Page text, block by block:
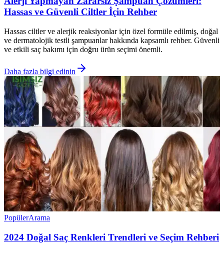
Hassas ve Güvenli Ciltler İçin Rehber
Hassas ciltler ve alerjik reaksiyonlar için özel formüle edilmiş, doğal
ve dermatolojik testli şampuanlar hakkında kapsamlı rehber. Güvenli
ve etkili saç bakımı için doğru ürün seçimi önemli.
Daha fazla bilgi edinin
PopülerArama
2024 Doğal Saç Renkleri Trendleri ve Seçim Rehberi